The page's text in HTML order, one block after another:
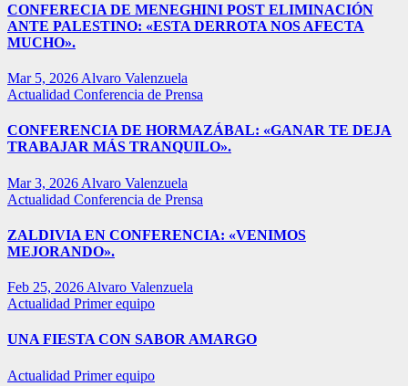
CONFERECIA DE MENEGHINI POST ELIMINACIÓN
ANTE PALESTINO: «ESTA DERROTA NOS AFECTA
MUCHO».
Mar 5, 2026 Alvaro Valenzuela
Actualidad Conferencia de Prensa
CONFERENCIA DE HORMAZÁBAL: «GANAR TE DEJA
TRABAJAR MÁS TRANQUILO».
Mar 3, 2026 Alvaro Valenzuela
Actualidad Conferencia de Prensa
ZALDIVIA EN CONFERENCIA: «VENIMOS
MEJORANDO».
Feb 25, 2026 Alvaro Valenzuela
Actualidad Primer equipo
UNA FIESTA CON SABOR AMARGO
Actualidad Primer equipo